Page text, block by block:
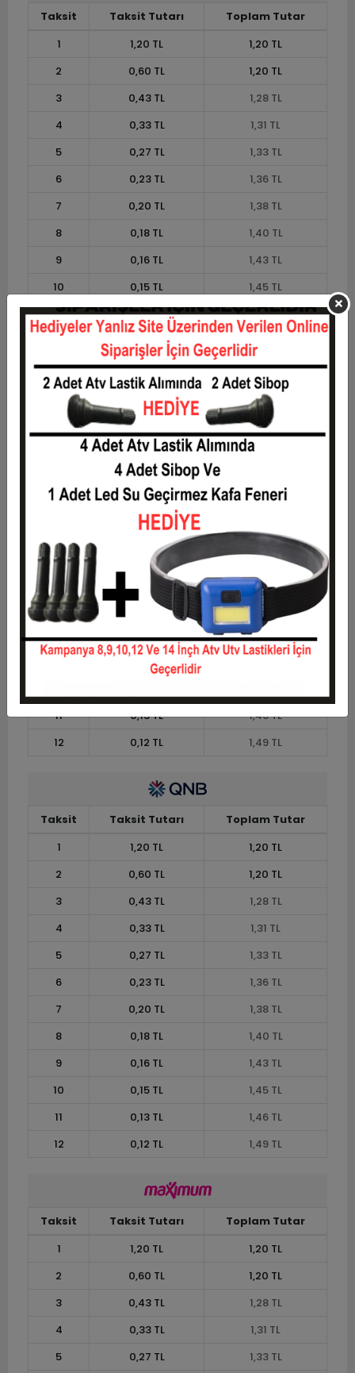
Taksit Taksit Tutarı
Toplam Tutar
1
1,20 TL
1,20 TL
2
0,60 TL
1,20 TL
3
0,43 TL
1,28 TL
4
0,33 TL
1,31 TL
5
0,27 TL
1,33 TL
6
0,23 TL
1,36 TL
7
0,20 TL
1,38 TL
8
0,18 TL
1,40 TL
9
0,16 TL
1,43 TL
10
0,15 TL
1,45 TL
11
0,13 TL
1,46 TL
12
0,12 TL 1,49 TL
Taksit Taksit Tutarı
Toplam Tutar
1,20 TL
1,20 TL
0,60 TL
3
0,43 TL
1,28 TL
0,33 TL
5
0,27 TL
1,33 TL
6
0,23 TL
1,36 TL
7
0,20 TL
1,38 TL
8
0,18 TL
1,40 TL
0,16 TL
11
0,13 TL
1,46 TL
12
0,12 TL 1,49 TL
Taksit Taksit Tutarı
Toplam Tutar
1
1,20 TL
1,20 TL
2
0,60 TL
1,20 TL
3
0,43 TL
1,28 TL
4
0,33 TL
1,31 TL
5
0,27 TL
1,33 TL
6
0,23 TL
1,36 TL
7
0,20 TL
1,38 TL
8
0,18 TL
1,40 TL
9
0,16 TL
1,43 TL
10
0,15 TL
1,45 TL
11
0,13 TL
1,46 TL
12
0,12 TL 1,49 TL
Taksit Taksit Tutarı
Toplam Tutar
1
1,20 TL
1,20 TL
2
0,60 TL
1,20 TL
3
0,43 TL
1,28 TL
4
0,33 TL
1,31 TL
5
0,27 TL 1,33 TL